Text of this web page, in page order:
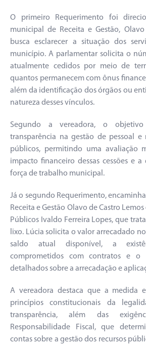
O primeiro Requerimento foi
municipal de Receita e Gestão,
busca esclarecer a situação dos
município. A parlamentar solicita o
atualmente cedidos por meio de
quantos permanecem com ônus
além da identificação dos órgãos ou
natureza desses vínculos.
Segundo a vereadora, o
transparência na gestão de pessoal e
públicos, permitindo uma avaliação
impacto financeiro dessas cessões e
força de trabalho municipal.
Já o segundo Requerimento,
Receita e Gestão Olavo de Castro
Públicos Ivaldo Ferreira Lopes, que
lixo. Lúcia solicita o valor arrecadado
saldo atual disponível, a
comprometidos com contratos e o
detalhados sobre a arrecadação e
A vereadora destaca que a medida
princípios constitucionais da
transparência, além das
Responsabilidade Fiscal, que
contas sobre a gestão dos recursos